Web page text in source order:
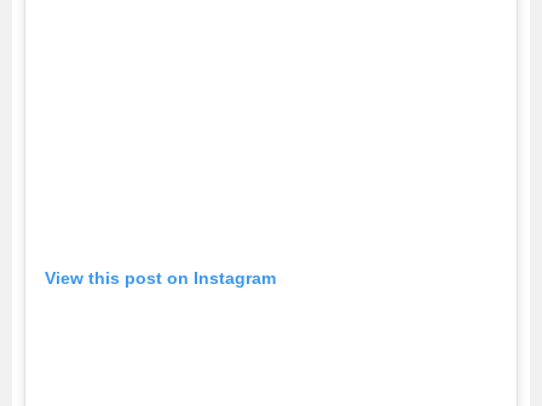
View this post on Instagram